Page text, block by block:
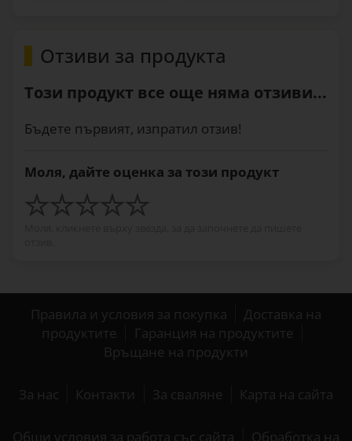
Отзиви за продукта
Този продукт все още няма отзиви...
Бъдете първият, изпратил отзив!
Моля, дайте оценка за този продукт
Правила и условия за покупка
Доставка на
продуктите
Гаранция на продуктите
Връщане на продукти
За нас Контакти За сваляне Карта на сайта
Общи условия за работа със сайта Обработка на